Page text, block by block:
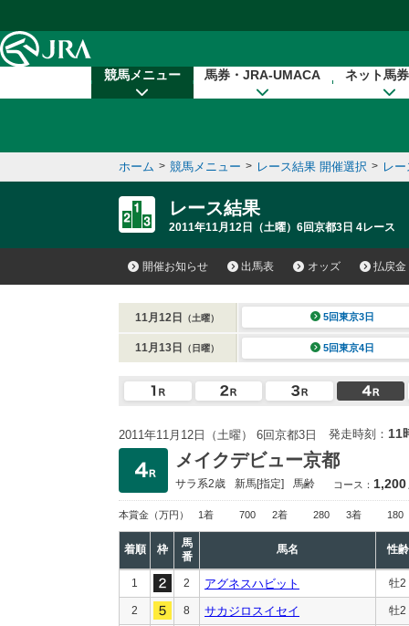
競馬メニュー 馬券・JRA-UMACA ネット馬
ホーム > 競馬メニュー > レース結果 開催選択 > レ
レース結果
2011年11月12日（土曜）6回京都3日 4レース
開催お知らせ 出馬表 オッズ 払戻金
11月12日 （土曜） 5回東京3日
11月13日 （日曜） 5回東京4日
2011年11月12日（土曜） 6回京都3日 発走時刻： 11
メイクデビュー京都
サラ系2歳 新馬[指定] 馬齢 コース： 1,200
本賞金 （万円） 1着 700 2着 280 3着 180
着順 枠
馬
番
馬名 性齢
1 2 アグネスハビット 牡2
2 8 サカジロスイセイ 牡2